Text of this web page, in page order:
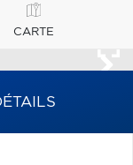
CARTE